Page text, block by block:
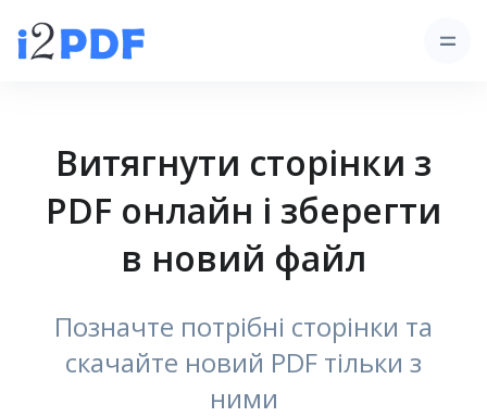
Витягнути сторінки з
PDF онлайн і зберегти
в новий файл
Позначте потрібні сторінки та
скачайте новий PDF тільки з
ними